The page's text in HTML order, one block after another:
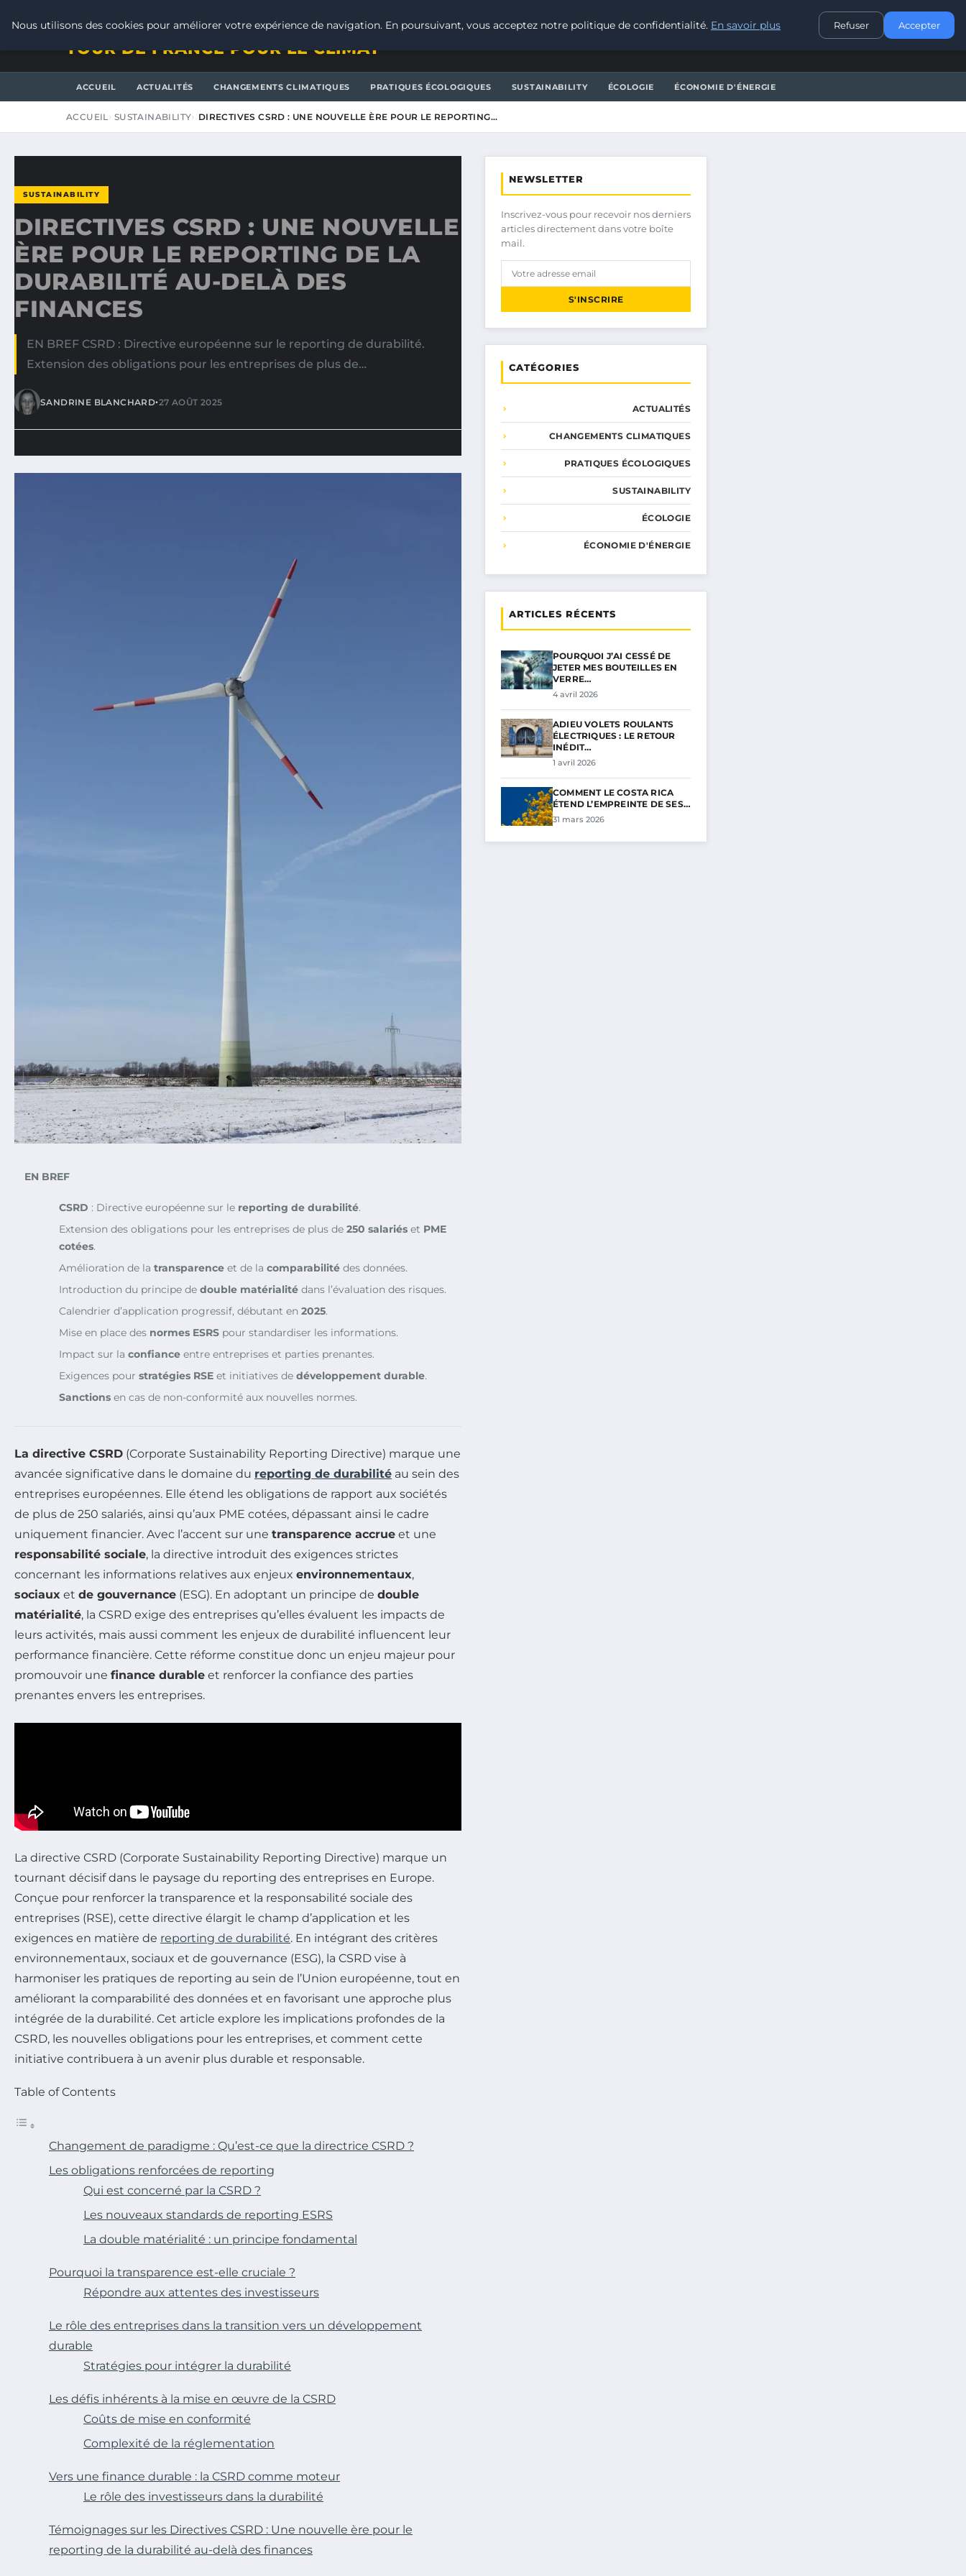
CONTACT
TOUR DE FRANCE POUR LE CLIMAT
ACCUEIL ACTUALITÉS CHANGEMENTS CLIMATIQUES PRATIQUES ÉCOLOGIQUES SUSTAINABILITY ÉCOLOGIE ÉCONOMIE D'ÉNERGIE
ACCUEIL SUSTAINABILITY DIRECTIVES CSRD : UNE NOUVELLE ÈRE POUR LE REPORTING…
SUSTAINABILITY
DIRECTIVES CSRD : UNE NOUVELLE
ÈRE POUR LE REPORTING DE LA
DURABILITÉ AU-DELÀ DES
FINANCES
EN BREF CSRD : Directive européenne sur le reporting de durabilité.
Extension des obligations pour les entreprises de plus de…
SANDRINE BLANCHARD•27 AOÛT 2025
EN BREF
CSRD : Directive européenne sur le reporting de durabilité.
Extension des obligations pour les entreprises de plus de 250 salariés et PME
cotées.
Amélioration de la transparence et de la comparabilité des données.
Introduction du principe de double matérialité dans l’évaluation des risques.
Calendrier d’application progressif, débutant en 2025.
Mise en place des normes ESRS pour standardiser les informations.
Impact sur la confiance entre entreprises et parties prenantes.
Exigences pour stratégies RSE et initiatives de développement durable.
Sanctions en cas de non-conformité aux nouvelles normes.
La directive CSRD (Corporate Sustainability Reporting Directive) marque une
avancée significative dans le domaine du reporting de durabilité au sein des
entreprises européennes. Elle étend les obligations de rapport aux sociétés
de plus de 250 salariés, ainsi qu’aux PME cotées, dépassant ainsi le cadre
uniquement financier. Avec l’accent sur une transparence accrue et une
responsabilité sociale, la directive introduit des exigences strictes
concernant les informations relatives aux enjeux environnementaux,
sociaux et de gouvernance (ESG). En adoptant un principe de double
matérialité, la CSRD exige des entreprises qu’elles évaluent les impacts de
leurs activités, mais aussi comment les enjeux de durabilité influencent leur
performance financière. Cette réforme constitue donc un enjeu majeur pour
promouvoir une finance durable et renforcer la confiance des parties
prenantes envers les entreprises.
La directive CSRD (Corporate Sustainability Reporting Directive) marque un
tournant décisif dans le paysage du reporting des entreprises en Europe.
Conçue pour renforcer la transparence et la responsabilité sociale des
entreprises (RSE), cette directive élargit le champ d’application et les
exigences en matière de reporting de durabilité. En intégrant des critères
environnementaux, sociaux et de gouvernance (ESG), la CSRD vise à
harmoniser les pratiques de reporting au sein de l’Union européenne, tout en
améliorant la comparabilité des données et en favorisant une approche plus
intégrée de la durabilité. Cet article explore les implications profondes de la
CSRD, les nouvelles obligations pour les entreprises, et comment cette
initiative contribuera à un avenir plus durable et responsable.
Table of Contents
Changement de paradigme : Qu’est-ce que la directrice CSRD ?
Les obligations renforcées de reporting
Qui est concerné par la CSRD ?
Les nouveaux standards de reporting ESRS
La double matérialité : un principe fondamental
Pourquoi la transparence est-elle cruciale ?
Répondre aux attentes des investisseurs
Le rôle des entreprises dans la transition vers un développement
durable
Stratégies pour intégrer la durabilité
Les défis inhérents à la mise en œuvre de la CSRD
Coûts de mise en conformité
Complexité de la réglementation
Vers une finance durable : la CSRD comme moteur
Le rôle des investisseurs dans la durabilité
Témoignages sur les Directives CSRD : Une nouvelle ère pour le
reporting de la durabilité au-delà des finances
NEWSLETTER
Inscrivez-vous pour recevoir nos derniers
articles directement dans votre boîte
mail.
S'INSCRIRE
CATÉGORIES
ACTUALITÉS
CHANGEMENTS CLIMATIQUES
PRATIQUES ÉCOLOGIQUES
SUSTAINABILITY
ÉCOLOGIE
ÉCONOMIE D'ÉNERGIE
ARTICLES RÉCENTS
POURQUOI J’AI CESSÉ DE
JETER MES BOUTEILLES EN
VERRE…
4 avril 2026
ADIEU VOLETS ROULANTS
ÉLECTRIQUES : LE RETOUR
INÉDIT…
1 avril 2026
COMMENT LE COSTA RICA
ÉTEND L’EMPREINTE DE SES…
31 mars 2026
Nous utilisons des cookies pour améliorer votre expérience de navigation. En poursuivant, vous acceptez notre politique de confidentialité. En savoir plus Refuser Accepter